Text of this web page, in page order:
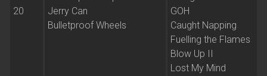
20
Jerry Can
Bulletproof Wheels
GOH
Caught Napping
Fuelling the Flames
Blow Up II
Lost My Mind